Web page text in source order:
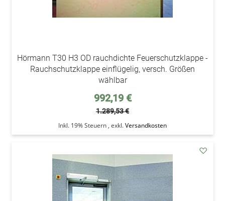
Hörmann T30 H3 OD rauchdichte Feuerschutzklappe -
Rauchschutzklappe einflügelig, versch. Größen
wählbar
Sonderpreis
992,19 €
1.289,53 €
Inkl. 19% Steuern , exkl.Versandkosten